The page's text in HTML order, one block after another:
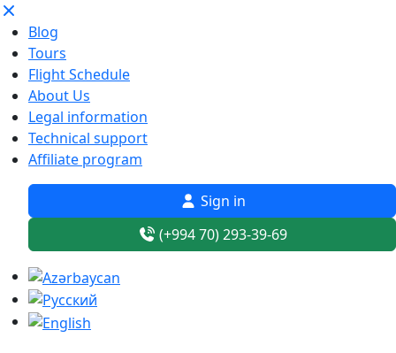
Blog
Tours
Flight Schedule
About Us
Legal information
Technical support
Affiliate program
Sign in
(+994 70) 293-39-69